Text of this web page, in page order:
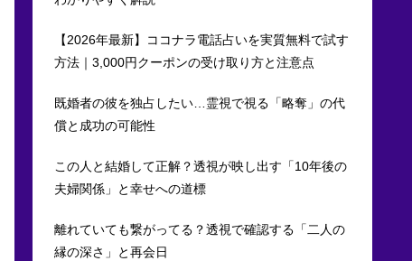
【2026年最新】ココナラ電話占いを実質無料で試す
方法｜3,000円クーポンの受け取り方と注意点
既婚者の彼を独占したい…霊視で視る「略奪」の代
償と成功の可能性
この人と結婚して正解？透視が映し出す「10年後の
夫婦関係」と幸せへの道標
離れていても繋がってる？透視で確認する「二人の
縁の深さ」と再会日